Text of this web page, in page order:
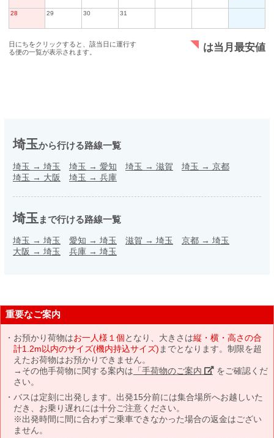
28 29 30 31
日にちをクリックすると、該当日に運行す
る便の一覧が表示されます。
は当月最安値
埼玉から行ける路線一覧
埼玉 → 埼玉 埼玉 → 愛知 埼玉 → 滋賀 埼玉 → 京都
埼玉 → 大阪 埼玉 → 兵庫
埼玉 まで行ける路線一覧
埼玉 → 埼玉 愛知 → 埼玉 滋賀 → 埼玉 京都 → 埼玉
大阪 → 埼玉 兵庫 → 埼玉
重要なご案内
お預かり荷物はお一人様１個となり、大きさは縦・横・高さの合
計1.2m以内のサイズ(機内持込サイズ) までとなります。制限を超
えたお荷物はお預かりできません。
→その他手荷物に関する案内は 「手荷物のご案内」 をご確認くだ
さい。
バスは定刻に出発します。出発15分前には集合場所へお越しいた
だき、お乗り遅れには十分ご注意ください。
※出発時間に間に合わずご乗車できなかった場合の返金はござい
ません。